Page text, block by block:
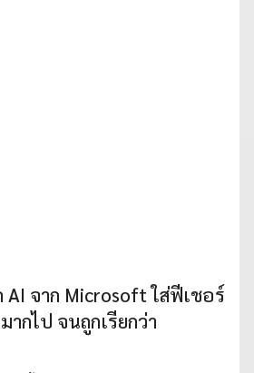
AI จาก Microsoft ใส่ฟีเชอร์
ากไป จนถูกเรียกว่า